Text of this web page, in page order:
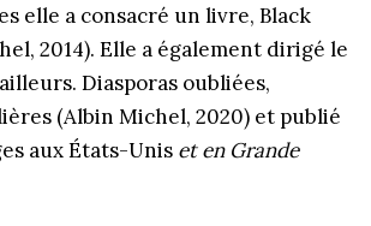
elle a consacré un livre, Black
2014). Elle a également dirigé le
Diasporas oubliées,
(Albin Michel, 2020) et publié
aux États-Unis et en Grande